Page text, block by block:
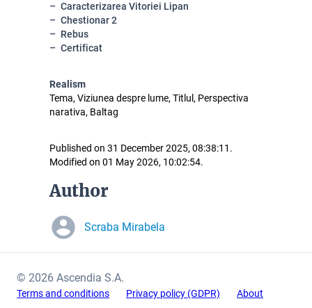
Caracterizarea Vitoriei Lipan
Chestionar 2
Rebus
Certificat
Realism
Tema, Viziunea despre lume, Titlul, Perspectiva
narativa, Baltag
Published on 31 December 2025, 08:38:11.
Modified on 01 May 2026, 10:02:54.
Author
Scraba Mirabela
© 2026 Ascendia S.A.
Terms and conditions Privacy policy (GDPR) About